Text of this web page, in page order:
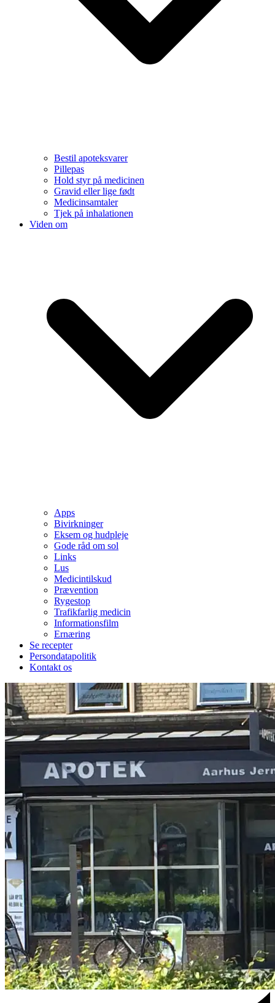
Bestil apoteksvarer
Pillepas
Hold styr på medicinen
Gravid eller lige født
Medicinsamtaler
Tjek på inhalationen
Viden om
Apps
Bivirkninger
Eksem og hudpleje
Gode råd om sol
Links
Lus
Medicintilskud
Prævention
Rygestop
Trafikfarlig medicin
Informationsfilm
Ernæring
Se recepter
Persondatapolitik
Kontakt os